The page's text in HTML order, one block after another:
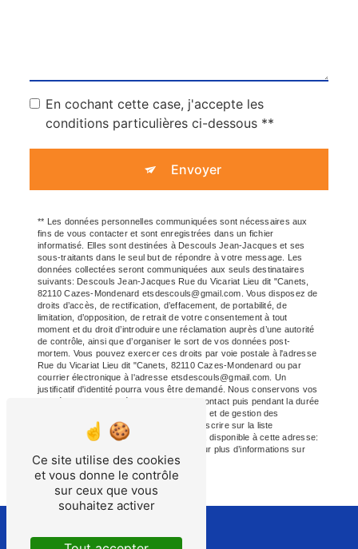
En cochant cette case, j'accepte les
conditions particulières ci-dessous **
Envoyer
** Les données personnelles communiquées sont nécessaires aux
fins de vous contacter et sont enregistrées dans un fichier
informatisé. Elles sont destinées à Descouls Jean-Jacques et ses
sous-traitants dans le seul but de répondre à votre message. Les
données collectées seront communiquées aux seuls destinataires
suivants: Descouls Jean-Jacques Rue du Vicariat Lieu dit "Canets,
82110 Cazes-Mondenard etsdescouls@gmail.com. Vous disposez de
droits d’accès, de rectification, d’effacement, de portabilité, de
limitation, d’opposition, de retrait de votre consentement à tout
moment et du droit d’introduire une réclamation auprès d’une autorité
de contrôle, ainsi que d’organiser le sort de vos données post-
mortem. Vous pouvez exercer ces droits par voie postale à l'adresse
Rue du Vicariat Lieu dit "Canets, 82110 Cazes-Mondenard ou par
courrier électronique à l'adresse etsdescouls@gmail.com. Un
justificatif d'identité pourra vous être demandé. Nous conservons vos
données pendant la période de prise de contact puis pendant la durée
de prescription légale aux fins probatoires et de gestion des
contentieux. Vous avez le droit de vous inscrire sur la liste
d'opposition au démarchage téléphonique, disponible à cette adresse:
. Consultez le site cnil.fr pour plus d’informations sur
vos droits.
Ce site utilise des cookies
et vous donne le contrôle
sur ceux que vous
souhaitez activer